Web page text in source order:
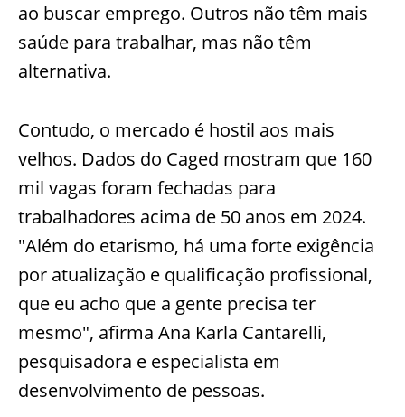
ao buscar emprego. Outros não têm mais
saúde para trabalhar, mas não têm
alternativa.
Contudo, o mercado é hostil aos mais
velhos. Dados do Caged mostram que 160
mil vagas foram fechadas para
trabalhadores acima de 50 anos em 2024.
"Além do etarismo, há uma forte exigência
por atualização e qualificação profissional,
que eu acho que a gente precisa ter
mesmo", afirma Ana Karla Cantarelli,
pesquisadora e especialista em
desenvolvimento de pessoas.